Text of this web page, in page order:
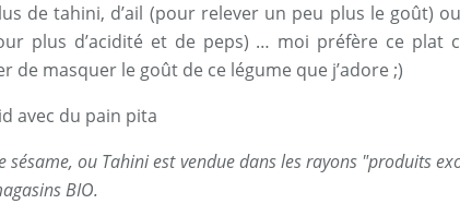
de tahini, d’ail (pour relever un peu plus le goût)
plus d’acidité et de peps) … moi préfère ce plat
de masquer le goût de ce légume que j’adore ;)
avec du pain pita
sésame, ou Tahini est vendue dans les rayons "produits
BIO.